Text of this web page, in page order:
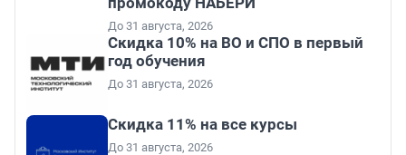
До 31 августа, 2026
Скидка 10% на ВО и СПО в первый
год обучения
До 31 августа, 2026
Скидка 11% на все курсы
До 31 августа, 2026